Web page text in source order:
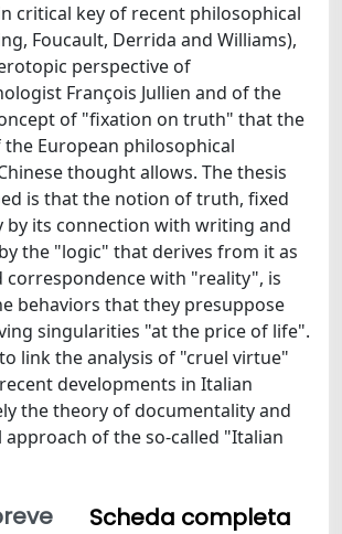
critical key of recent philosophical
Foucault, Derrida and Williams),
perspective of
François Jullien and of the
of "fixation on truth" that the
European philosophical
thought allows. The thesis
is that the notion of truth, fixed
by its connection with writing and
the "logic" that derives from it as
correspondence with "reality", is
behaviors that they presuppose
singularities "at the price of life".
link the analysis of "cruel virtue"
developments in Italian
the theory of documentality and
of the so-called "Italian
Scheda completa